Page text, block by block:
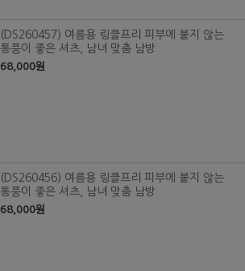
(DS260457) 여름용 링클프리 피부에 붙지 않는
통풍이 좋은 셔츠, 남녀 맞춤 남방
68,000원
(DS260456) 여름용 링클프리 피부에 붙지 않는
통풍이 좋은 셔츠, 남녀 맞춤 남방
68,000원